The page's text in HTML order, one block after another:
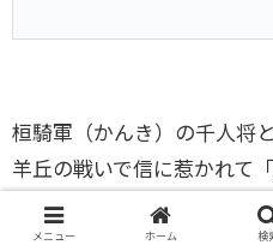
桓騎軍（かんき）の千人将
羊丘の戦いで信に惹かれて
メニュー ホーム 検